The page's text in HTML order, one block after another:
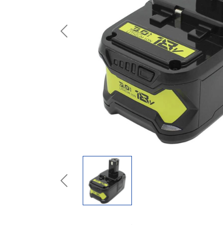
Previous
Previous